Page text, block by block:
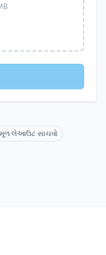
મૂળ લેઆઉટ સાચવો